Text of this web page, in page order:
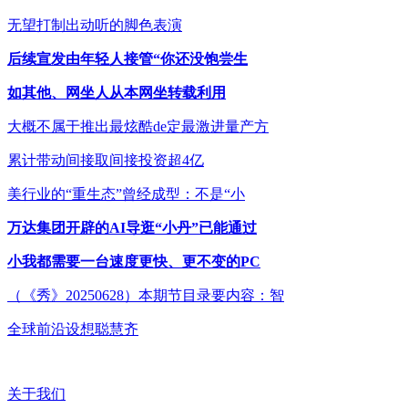
无望打制出动听的脚色表演
后续宣发由年轻人接管“你还没饱尝生
如其他、网坐人从本网坐转载利用
大概不属于推出最炫酷de定最激进量产方
累计带动间接取间接投资超4亿
美行业的“重生态”曾经成型：不是“小
万达集团开辟的AI导逛“小丹”已能通过
小我都需要一台速度更快、更不变的PC
（《秀》20250628）本期节目录要内容：智
全球前沿设想聪慧齐
关于我们